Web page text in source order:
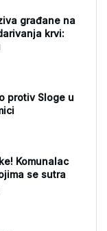
građane na
krvi:
protiv Sloge u
Komunalac
se sutra